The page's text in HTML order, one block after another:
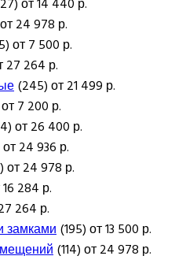
24 978 р.
от 7 500 р.
27 264 р.
(245) от 21 499 р.
7 200 р.
от 26 400 р.
от 24 936 р.
от 24 978 р.
284 р.
264 р.
замками(195) от 13 500 р.
(114) от 24 978 р.